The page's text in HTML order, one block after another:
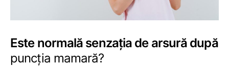
Este normală senzația de arsură după
puncția mamară?